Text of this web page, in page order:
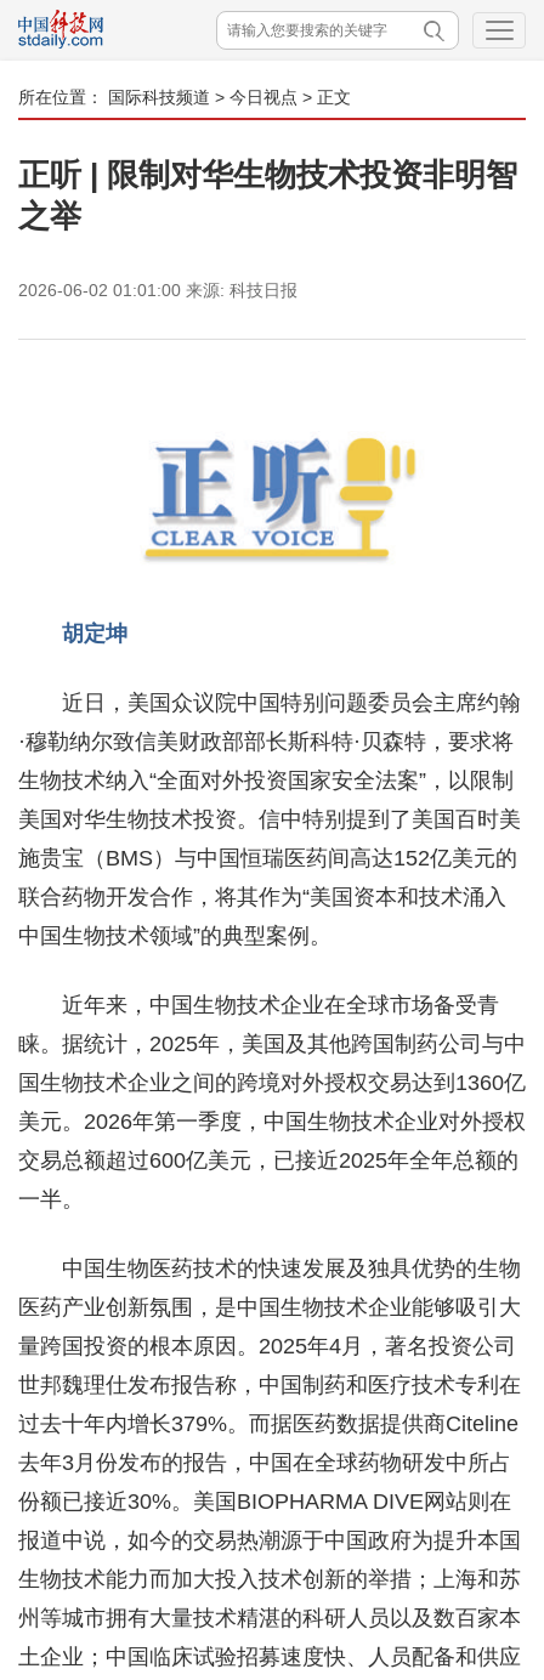
所在位置： 国际科技频道 > 今日视点 > 正文
正听 | 限制对华生物技术投资非明智
之举
2026-06-02 01:01:00 来源: 科技日报
胡定坤
近日，美国众议院中国特别问题委员会主席约翰
·穆勒纳尔致信美财政部部长斯科特·贝森特，要求将
生物技术纳入“全面对外投资国家安全法案”，以限制
美国对华生物技术投资。信中特别提到了美国百时美
施贵宝（BMS）与中国恒瑞医药间高达152亿美元的
联合药物开发合作，将其作为“美国资本和技术涌入
中国生物技术领域”的典型案例。
近年来，中国生物技术企业在全球市场备受青
睐。据统计，2025年，美国及其他跨国制药公司与中
国生物技术企业之间的跨境对外授权交易达到1360亿
美元。2026年第一季度，中国生物技术企业对外授权
交易总额超过600亿美元，已接近2025年全年总额的
一半。
中国生物医药技术的快速发展及独具优势的生物
医药产业创新氛围，是中国生物技术企业能够吸引大
量跨国投资的根本原因。2025年4月，著名投资公司
世邦魏理仕发布报告称，中国制药和医疗技术专利在
过去十年内增长379%。而据医药数据提供商Citeline
去年3月份发布的报告，中国在全球药物研发中所占
份额已接近30%。美国BIOPHARMA DIVE网站则在
报道中说，如今的交易热潮源于中国政府为提升本国
生物技术能力而加大投入技术创新的举措；上海和苏
州等城市拥有大量技术精湛的科研人员以及数百家本
土企业；中国临床试验招募速度快、人员配备和供应